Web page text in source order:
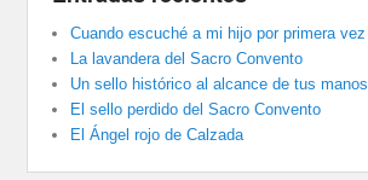
Cuando escuché a mi hijo por primera vez
La lavandera del Sacro Convento
Un sello histórico al alcance de tus manos
El sello perdido del Sacro Convento
El Ángel rojo de Calzada